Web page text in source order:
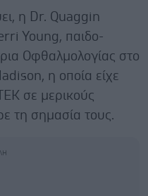
η Dr. Quaggin
Young, παιδο-
Οφθαλμολογίας στο
η οποία είχε
σε μερικούς
τη σημασία τους.